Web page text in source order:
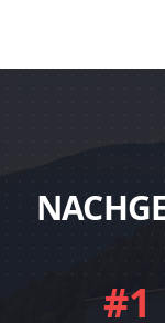
#1